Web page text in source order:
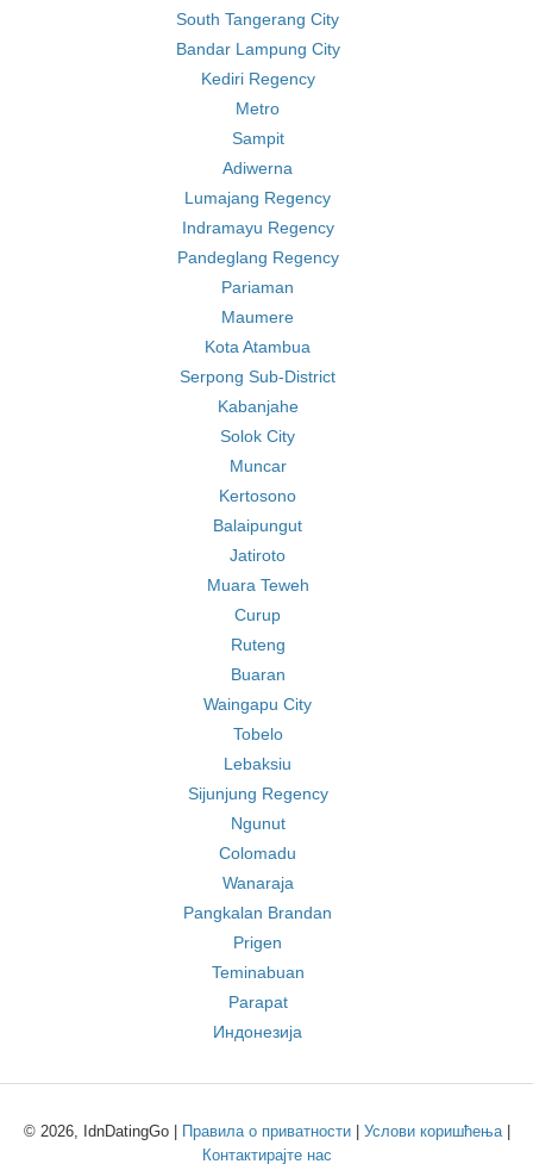
South Tangerang City
Bandar Lampung City
Kediri Regency
Metro
Sampit
Adiwerna
Lumajang Regency
Indramayu Regency
Pandeglang Regency
Pariaman
Maumere
Kota Atambua
Serpong Sub-District
Kabanjahe
Solok City
Muncar
Kertosono
Balaipungut
Jatiroto
Muara Teweh
Curup
Ruteng
Buaran
Waingapu City
Tobelo
Lebaksiu
Sijunjung Regency
Ngunut
Colomadu
Wanaraja
Pangkalan Brandan
Prigen
Teminabuan
Parapat
Индонезија
© 2026, IdnDatingGo | Правила о приватности| Услови коришћења|
Контактирајте нас